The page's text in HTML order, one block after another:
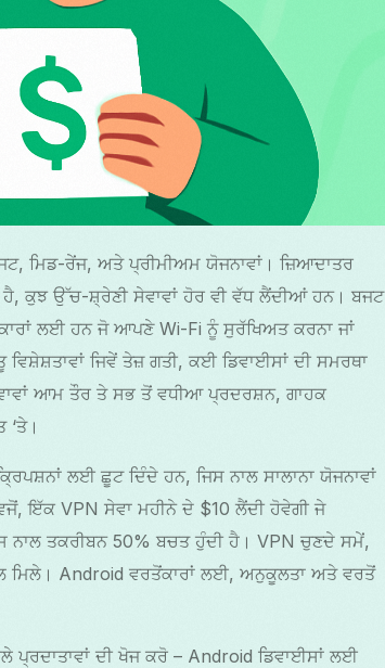
ਮਿਡ-ਰੇਂਜ, ਅਤੇ ਪ੍ਰੀਮੀਅਮ ਯੋਜਨਾਵਾਂ। ਜ਼ਿਆਦਾਤਰ
ਹੈ, ਕੁਝ ਉੱਚ-ਸ਼੍ਰੇਣੀ ਸੇਵਾਵਾਂ ਹੋਰ ਵੀ ਵੱਧ ਲੈਂਦੀਆਂ ਹਨ। ਬਜਟ
ਲਈ ਹਨ ਜੋ ਆਪਣੇ Wi-Fi ਨੂੰ ਸੁਰੱਖਿਅਤ ਕਰਨਾ ਜਾਂ
ਜਿਵੇਂ ਤੇਜ਼ ਗਤੀ, ਕਈ ਡਿਵਾਈਸਾਂ ਦੀ ਸਮਰਥਾ
ਆਮ ਤੌਰ ਤੇ ਸਭ ਤੋਂ ਵਧੀਆ ਪ੍ਰਦਰਸ਼ਨ, ਗਾਹਕ
ਲਈ ਛੂਟ ਦਿੰਦੇ ਹਨ, ਜਿਸ ਨਾਲ ਸਾਲਾਨਾ ਯੋਜਨਾਵਾਂ
ਇੱਕ VPN ਸੇਵਾ ਮਹੀਨੇ ਦੇ $10 ਲੈਂਦੀ ਹੋਵੇਗੀ ਜੇ
ਨਾਲ ਤਕਰੀਬਨ 50% ਬਚਤ ਹੁੰਦੀ ਹੈ। VPN ਚੁਣਦੇ ਸਮੇਂ,
ਮਿਲੇ। Android ਵਰਤੋਂਕਾਰਾਂ ਲਈ, ਅਨੁਕੂਲਤਾ ਅਤੇ ਵਰਤੋਂ
ਦੀ ਖੋਜ ਕਰੋ – Android ਡਿਵਾਈਸਾਂ ਲਈ